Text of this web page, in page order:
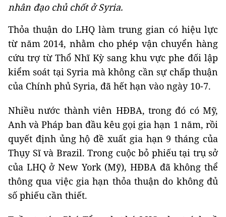
nhân đạo chủ chốt ở Syria.
Thỏa thuận do LHQ làm trung gian có hiệu lực
từ năm 2014, nhằm cho phép vận chuyển hàng
cứu trợ từ Thổ Nhĩ Kỳ sang khu vực phe đối lập
kiểm soát tại Syria mà không cần sự chấp thuận
của Chính phủ Syria, đã hết hạn vào ngày 10-7.
Nhiều nước thành viên HĐBA, trong đó có Mỹ,
Anh và Pháp ban đầu kêu gọi gia hạn 1 năm, rồi
quyết định ủng hộ đề xuất gia hạn 9 tháng của
Thụy Sĩ và Brazil. Trong cuộc bỏ phiếu tại trụ sở
của LHQ ở New York (Mỹ), HĐBA đã không thể
thông qua việc gia hạn thỏa thuận do không đủ
số phiếu cần thiết.